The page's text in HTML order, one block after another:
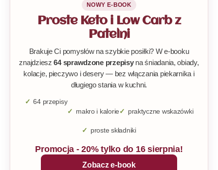
NOWY E-BOOK
Proste Keto i Low Carb z
Patelni
Brakuje Ci pomysłów na szybkie posiłki? W e-booku
znajdziesz64 sprawdzone przepisyna śniadania, obiady,
kolacje, pieczywo i desery — bez włączania piekarnika i
długiego stania w kuchni.
64 przepisy
makro i kalorie
praktyczne wskazówki
proste składniki
Promocja - 20% tylko do 16 sierpnia!
Zobacz e-book